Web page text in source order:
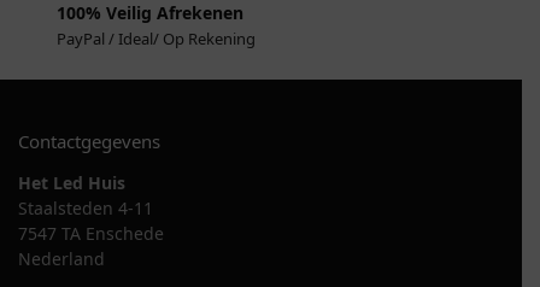
100% Veilig Afrekenen
PayPal / Ideal/ Op Rekening
Contactgegevens
Het Led Huis
Staalsteden 4-11
7547 TA Enschede
Nederland